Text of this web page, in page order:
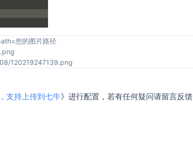
您的图片路径
120219247139.png
支持上传到七牛》进行配置，若有任何疑问请留言反馈